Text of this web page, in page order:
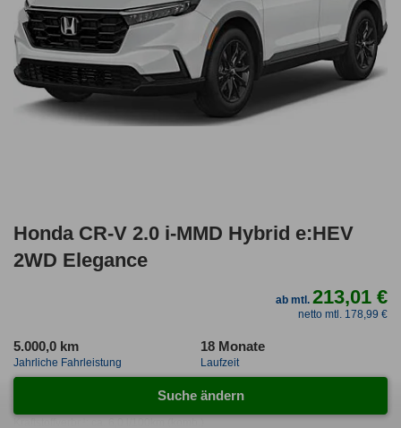
Honda CR-V 2.0 i-MMD Hybrid e:HEV
2WD Elegance
ab mtl.213,01 €
netto mtl. 178,99 €
5.000,0 km
Jahrliche Fahrleistung
18 Monate
Laufzeit
0.4
Leistung
Suche ändern